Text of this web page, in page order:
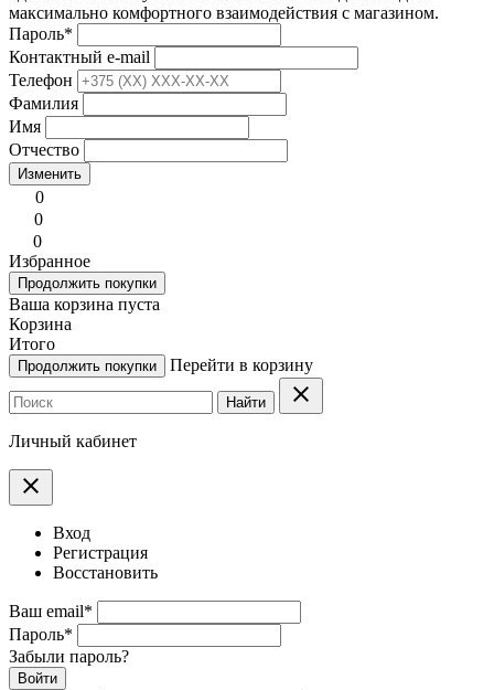
максимально комфортного взаимодействия с магазином.
Пароль*
Контактный e-mail
Телефон
Фамилия
Имя
Отчество
Изменить
0
0
0
Избранное
Продолжить покупки
Ваша корзина пуста
Корзина
Итого
Продолжить покупки Перейти в корзину
Найти clear
Личный кабинет
clear
Вход
Регистрация
Восстановить
Ваш email*
Пароль*
Забыли пароль?
Войти